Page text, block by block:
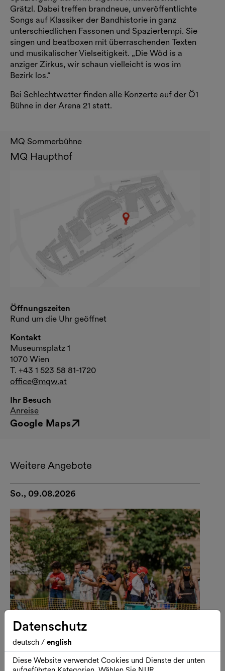
Grätzl. Dabei treffen brandneue, unveröffentlichte
Songs auf Klassiker der Bandhistorie in ganz
unterschiedlichen Fassonen und Spaziertempi. Sie
singen und beatboxen mit überraschenden Texten
und musikalischer Vielseitigkeit. „Die Wöd is a
anziger Zirkus, wir schaun vielleicht is wos im
Bezirk los.“
Bei Schlechtwetter finden alle Konzerte auf der Ö1
Bühne in der Arena 21 statt.
MQ Sommerbühne
MQ Haupthof
Öffnungszeiten
Rund um die Uhr geöffnet
Kontakt
Museumsplatz 1
1070 Wien
T. +43 1 523 58 81-1720
office@mqw.at
Ihr Besuch
Anreise
Google Maps
Externer Link
Weitere Angebote
So., 09.08.2026
Outdoor Kinder & Familie Freier Eintritt
Datenschutz
deutsch / english
Diese Website verwendet Cookies und Dienste der unten